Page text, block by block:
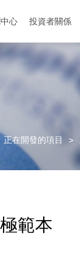
心 投資者關係
正在開發的項目 >
範本